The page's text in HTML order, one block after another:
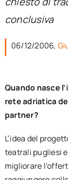
Newsletter
Ita
conclusiva
06/12/2006,
Quando nasce
rete adriatica
partner?
L’idea del
teatrali pugliesi
migliorare